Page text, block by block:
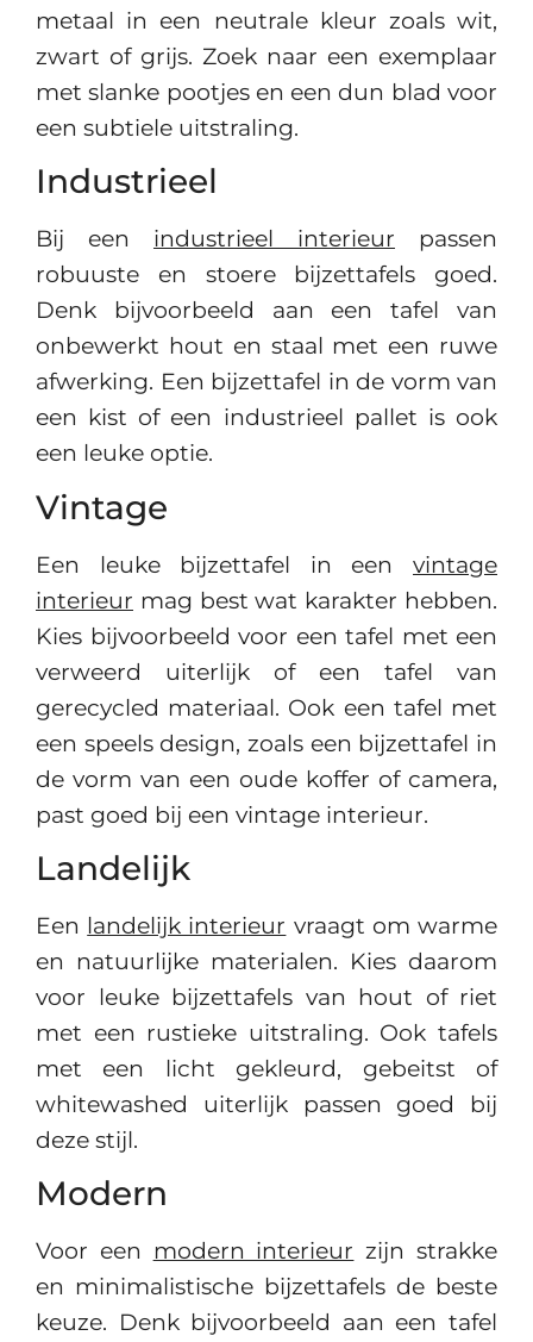
metaal in een neutrale kleur zoals wit,
zwart of grijs. Zoek naar een exemplaar
met slanke pootjes en een dun blad voor
een subtiele uitstraling.
Industrieel
Bij een industrieel interieur passen
robuuste en stoere bijzettafels goed.
Denk bijvoorbeeld aan een tafel van
onbewerkt hout en staal met een ruwe
afwerking. Een bijzettafel in de vorm van
een kist of een industrieel pallet is ook
een leuke optie.
Vintage
Een leuke bijzettafel in een vintage
interieur mag best wat karakter hebben.
Kies bijvoorbeeld voor een tafel met een
verweerd uiterlijk of een tafel van
gerecycled materiaal. Ook een tafel met
een speels design, zoals een bijzettafel in
de vorm van een oude koffer of camera,
past goed bij een vintage interieur.
Landelijk
Een landelijk interieur vraagt om warme
en natuurlijke materialen. Kies daarom
voor leuke bijzettafels van hout of riet
met een rustieke uitstraling. Ook tafels
met een licht gekleurd, gebeitst of
whitewashed uiterlijk passen goed bij
deze stijl.
Modern
Voor een modern interieur zijn strakke
en minimalistische bijzettafels de beste
keuze. Denk bijvoorbeeld aan een tafel